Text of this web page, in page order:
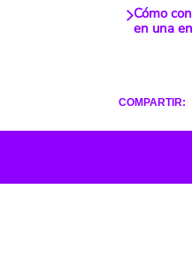
Cómo
en una
COMPARTIR: